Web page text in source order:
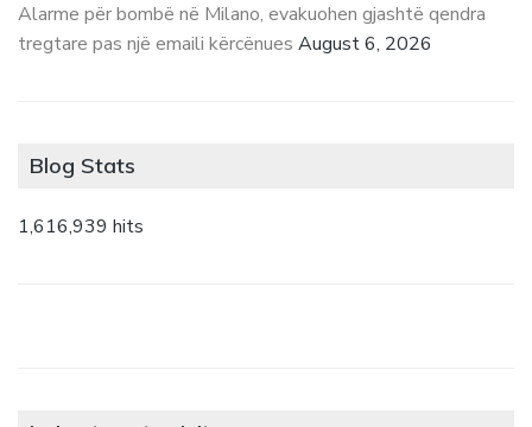
Alarme për bombë në Milano, evakuohen gjashtë qendra
tregtare pas një emaili kërcënues August 6, 2026
Blog Stats
1,616,939 hits